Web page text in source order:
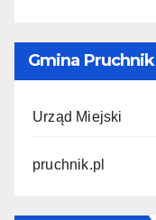
Gmina Pruchnik
Urząd Miejski
pruchnik.pl